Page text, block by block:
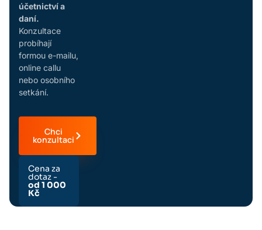
účetnictví a
daní.
Konzultace
probíhají
formou e-mailu,
online callu
nebo osobního
setkání.
Chci
konzultaci
Cena za
dotaz -
od 1 000
Kč